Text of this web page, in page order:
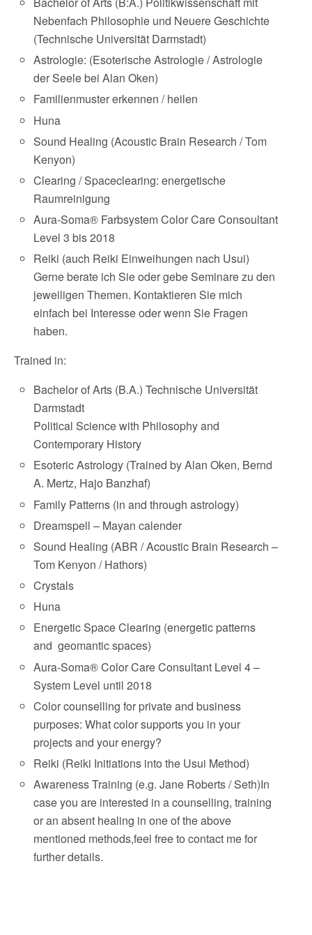
Nebenfach Philosophie und Neuere Geschichte
(Technische Universität Darmstadt)
Astrologie: (Esoterische Astrologie / Astrologie
der Seele bei Alan Oken)
Familienmuster erkennen / heilen
Huna
Sound Healing (Acoustic Brain Research / Tom
Kenyon)
Clearing / Spaceclearing: energetische
Raumreinigung
Aura-Soma® Farbsystem Color Care Consoultant
Level 3 bis 2018
Reiki (auch Reiki Einweihungen nach Usui)
Gerne berate ich Sie oder gebe Seminare zu den
jeweiligen Themen. Kontaktieren Sie mich
einfach bei Interesse oder wenn Sie Fragen
haben.
Trained in:
Bachelor of Arts (B.A.) Technische Universität
Darmstadt
Political Science with Philosophy and
Contemporary History
Esoteric Astrology (Trained by Alan Oken, Bernd
A. Mertz, Hajo Banzhaf)
Family Patterns (in and through astrology)
Dreamspell – Mayan calender
Sound Healing (ABR / Acoustic Brain Research –
Tom Kenyon / Hathors)
Crystals
Huna
Energetic Space Clearing (energetic patterns
and geomantic spaces)
Aura-Soma® Color Care Consultant Level 4 –
System Level until 2018
Color counselling for private and business
purposes: What color supports you in your
projects and your energy?
Reiki (Reiki Initiations into the Usui Method)
Awareness Training (e.g. Jane Roberts / Seth)In
case you are interested in a counselling, training
or an absent healing in one of the above
mentioned methods,feel free to contact me for
further details.